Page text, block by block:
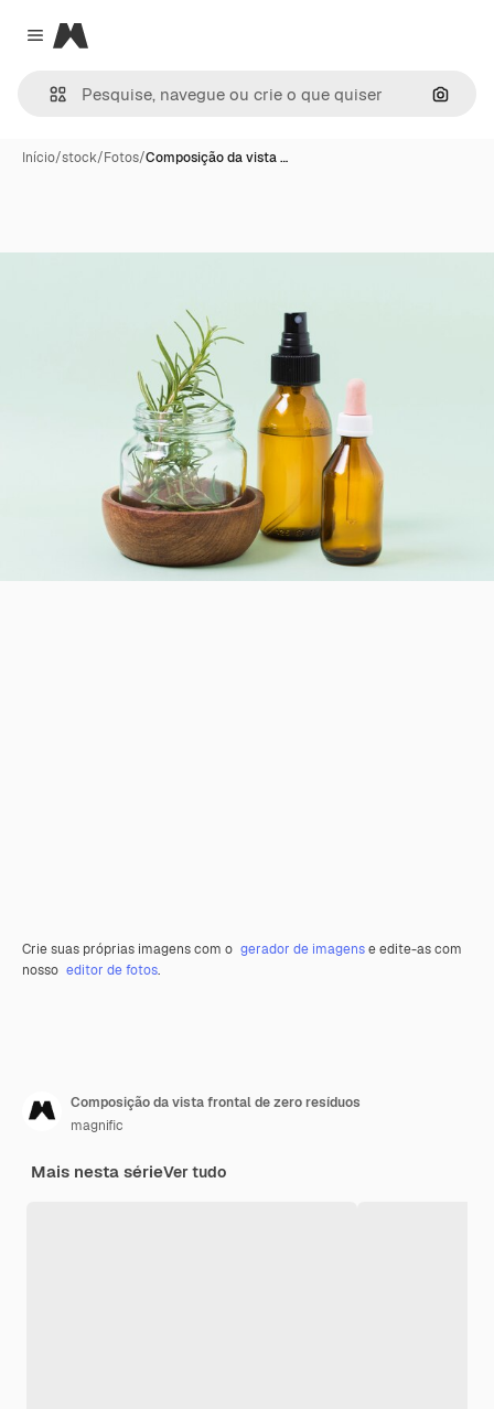
Close menu
Magnific
Início/stock/Fotos/Composição da vista …
Crie suas próprias imagens com o gerador de imagense edite-as com
nosso editor de fotos.
Composição da vista frontal de zero resíduos
magnific
Mais nesta sérieVer tudo